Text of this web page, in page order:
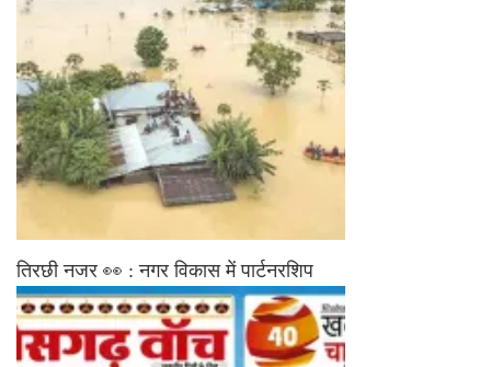
तिरछी नजर 👀 : नगर विकास में पार्टनरशिप